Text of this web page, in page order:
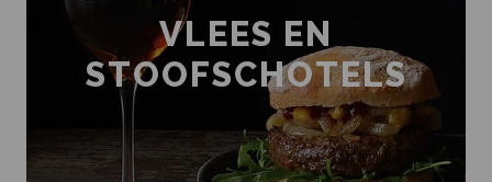
VLEES EN
STOOFSCHOTELS